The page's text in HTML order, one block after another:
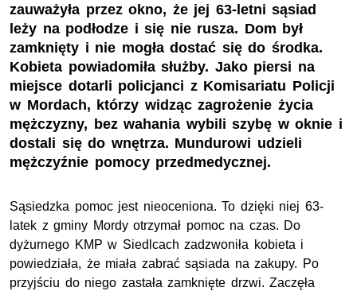
zauważyła przez okno, że jej 63-letni sąsiad
leży na podłodze i się nie rusza. Dom był
zamknięty i nie mogła dostać się do środka.
Kobieta powiadomiła służby. Jako piersi na
miejsce dotarli policjanci z Komisariatu Policji
w Mordach, którzy widząc zagrożenie życia
mężczyzny, bez wahania wybili szybę w oknie i
dostali się do wnętrza. Mundurowi udzieli
mężczyźnie pomocy przedmedycznej.
Sąsiedzka pomoc jest nieoceniona. To dzięki niej 63-
latek z gminy Mordy otrzymał pomoc na czas. Do
dyżurnego KMP w Siedlcach zadzwoniła kobieta i
powiedziała, że miała zabrać sąsiada na zakupy. Po
przyjściu do niego zastała zamknięte drzwi. Zaczęła